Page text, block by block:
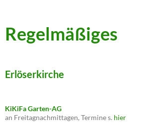
Regelmäßiges
Erlöserkirche
KiKiFa Garten-AG
an Freitagnachmittagen, Termine s. hier